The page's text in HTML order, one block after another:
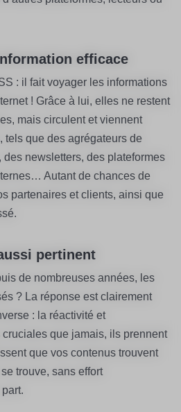
efficace
: il fait voyager les informations
! Grâce à lui, elles ne restent
mais circulent et viennent
tels que des agrégateurs de
newsletters, des plateformes
Autant de chances de
partenaires et clients, ainsi que
pertinent
de nombreuses années, les
? La réponse est clairement
: la réactivité et
cruciales que jamais, ils prennent
que vos contenus trouvent
trouve, sans effort